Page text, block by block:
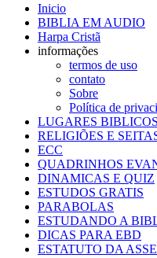
Inicio
BIBLIA EM AUDIO
Harpa Cristã
informações
termos de uso
contato
Sobre
Política de
LUGARES BIBLICOS
RELIGIÕES E
ECC
QUADRINHOS
DINAMICAS E QUIZ
ESTUDOS GRATIS
PARABOLAS
ESTUDANDO A
DICAS PARA EBD
ESTATUTO DA